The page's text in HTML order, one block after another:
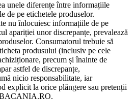
unele diferențe între informațiile
de pe etichetele produselor.
nu înlocuiesc informațiile de pe
apariției unor discrepanțe, prevalează
Consumatorul trebuie să
produsului (inclusiv pe cele
precum și înainte de
astfel de discrepanțe,
nicio responsabilitate, iar
explicit la orice plângere sau pretenții